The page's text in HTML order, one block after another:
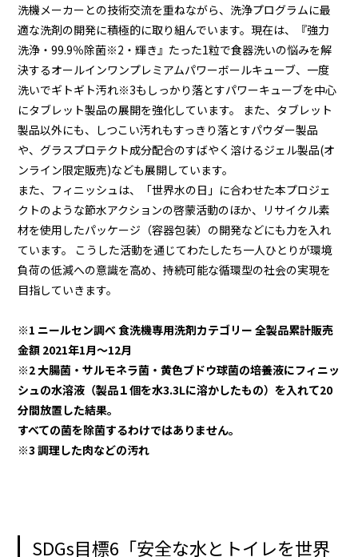
洗機メーカーとの技術交流を重ねながら、洗浄プログラムに最
適な洗剤の開発に積極的に取り組んでいます。現在は、『強力
洗浄・99.9％除菌※2・輝き』たった1粒で食器洗いの悩みを解
決するオールインワンプレミアムパワーボールキューブ、一度
洗いでギトギト汚れ※3もしっかり落とすパワーキューブを中心
にタブレット製品の展開を強化しています。 また、タブレット
製品以外にも、しつこい汚れもすっきり落とすパウダー製品
や、グラスプロテクト成分配合のすばやく溶けるジェル製品(オ
ンライン限定販売)なども展開しています。
また、フィニッシュは、「世界水の日」に合わせた本プロジェ
クトのような節水アクションの啓蒙活動のほか、リサイクル素
材を使用したパッケージ（容器包装）の開発などにも力を入れ
ています。 こうした活動を通じてわたしたち一人ひとりが環境
負荷の低減への意識を高め、持続可能な循環型の社会の実現を
目指していきます。
※1 ニールセン調べ 食洗機専用洗剤カテゴリー 全製品累計販売
金額 2021年1月～12月
※2 大腸菌・サルモネラ菌・黄色ブドウ球菌の培養液にフィニッ
シュの水溶液（製品１個を水3.3Lに溶かしたもの）を入れて20
分間放置した結果。
すべての菌を除菌するわけではありません。
※3 調理した肉などの汚れ
SDGs目標6「安全な水とトイレを世界